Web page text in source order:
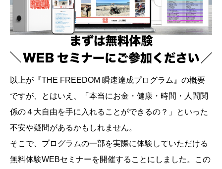
以上が『THE FREEDOM 瞬速達成プログラム』の概要
ですが、とはいえ、「本当にお金・健康・時間・人間関
係の４大自由を手に入れることができるの？」といった
不安や疑問があるかもしれません。
そこで、プログラムの一部を実際に体験していただける
無料体験WEBセミナーを開催することにしました。この